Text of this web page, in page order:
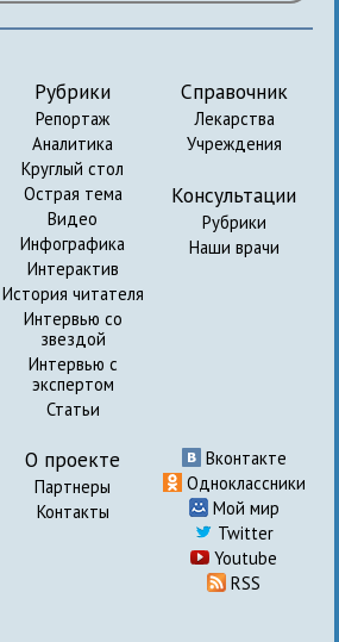
Рубрики
Репортаж
Аналитика
Круглый стол
Острая тема
Видео
Инфографика
Интерактив
История читателя
Интервью со
звездой
Интервью с
экспертом
Статьи
Справочник
Лекарства
Учреждения
Консультации
Рубрики
Наши врачи
О проекте
Партнеры
Контакты
Вконтакте
Одноклассники
Мой мир
Twitter
Youtube
RSS